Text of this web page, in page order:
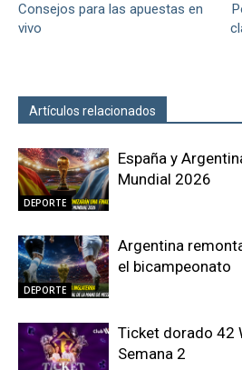
Consejos para las apuestas en
vivo
Artículos relacionados
DEPORTE
España y
Mundial 2026
DEPORTE
Argentina
el bicampeonato
Ticket dorado 42
Semana 2